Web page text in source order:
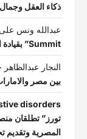
ذكاء العقل
عبدالله ونس
Summit” بقيادة اتحاد (YLY)
النجار عبدالظاهر
بين مصر
disorders
المصرية وتقديم